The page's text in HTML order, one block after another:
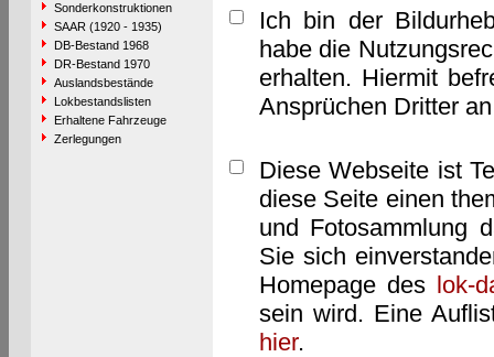
Sonderkonstruktionen
SAAR (1920 - 1935)
DB-Bestand 1968
DR-Bestand 1970
Auslandsbestände
Lokbestandslisten
Erhaltene Fahrzeuge
Zerlegungen
Ich bin der
habe die
erhalten. Hiermit
Ansprüchen Dritter
Diese Webseite ist
diese Seite einen
und Fotosammlung
Sie sich
Homepage des lok-
sein wird. Eine
hier.